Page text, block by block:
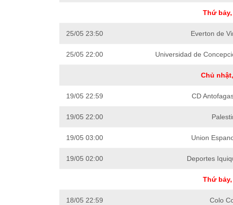
Thứ bảy,
25/05 23:50 Everton de
25/05 22:00 Universidad de
Chủ
19/05 22:59 CD
19/05 22:00
19/05 03:00 Union
19/05 02:00 Deportes
Thứ bảy,
18/05 22:59 Colo